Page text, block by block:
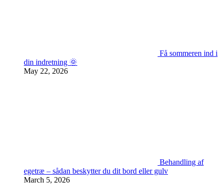
Få sommeren ind i
din indretning 🌞
May 22, 2026
Behandling af
egetræ – sådan beskytter du dit bord eller gulv
March 5, 2026